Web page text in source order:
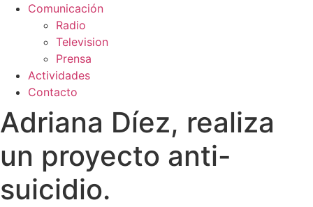
Comunicación
Radio
Television
Prensa
Actividades
Contacto
Adriana Díez, realiza
un proyecto anti-
suicidio.